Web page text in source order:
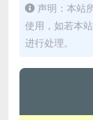
声明：本站
使用，如若本
进行处理。